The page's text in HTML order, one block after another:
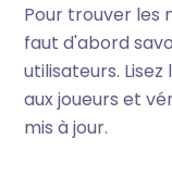
Pour trouver les
faut d'abord
utilisateurs.
aux joueurs et
mis à jour.